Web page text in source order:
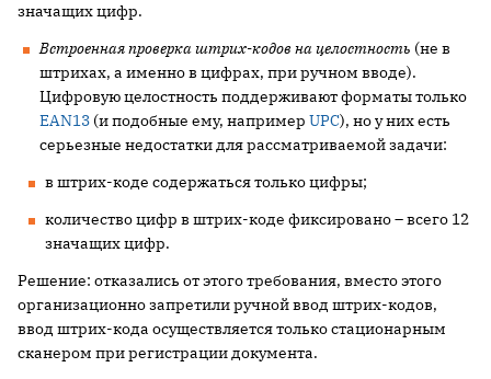
значащих цифр.
Встроенная проверка штрих-кодов на целостность (не в
штрихах, а именно в цифрах, при ручном вводе).
Цифровую целостность поддерживают форматы только
EAN13 (и подобные ему, например UPC), но у них есть
серьезные недостатки для рассматриваемой задачи:
в штрих-коде содержаться только цифры;
количество цифр в штрих-коде фиксировано – всего 12
значащих цифр.
Решение: отказались от этого требования, вместо этого
организационно запретили ручной ввод штрих-кодов,
ввод штрих-кода осуществляется только стационарным
сканером при регистрации документа.